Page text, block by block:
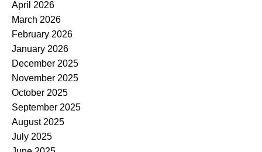
April 2026
March 2026
February 2026
January 2026
December 2025
November 2025
October 2025
September 2025
August 2025
July 2025